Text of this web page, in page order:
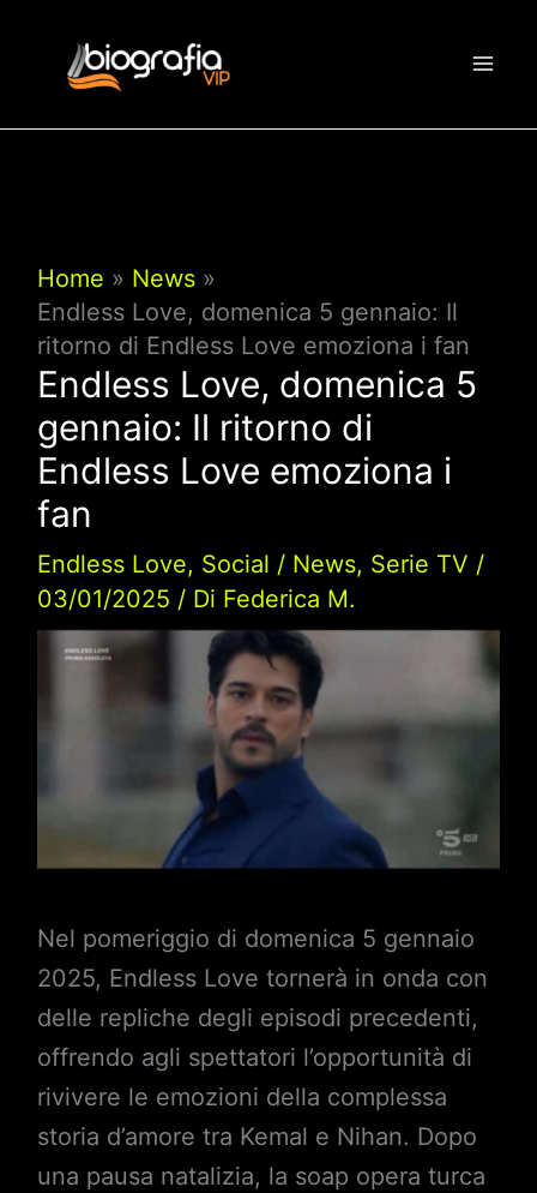
contenuto
Home
News
Endless Love, domenica 5 gennaio: Il
ritorno di Endless Love emoziona i fan
Endless Love, domenica 5
gennaio: Il ritorno di
Endless Love emoziona i
fan
Endless Love, Social / News, Serie TV /
03/01/2025 / Di Federica M.
Nel pomeriggio di domenica 5 gennaio
2025, Endless Love tornerà in onda con
delle repliche degli episodi precedenti,
offrendo agli spettatori l’opportunità di
rivivere le emozioni della complessa
storia d’amore tra Kemal e Nihan. Dopo
una pausa natalizia, la soap opera turca